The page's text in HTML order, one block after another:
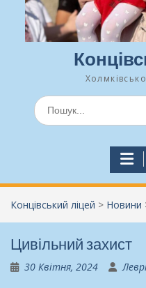
Шукати:
Концівський ліцей > Новини
Цивільний захист
30 Квітня, 2024